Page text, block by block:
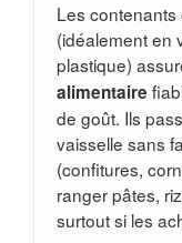
Les
(idéalement en
plastique)
alimentaire
de goût. Ils
vaisselle sans
(confitures,
ranger pâtes,
surtout si les